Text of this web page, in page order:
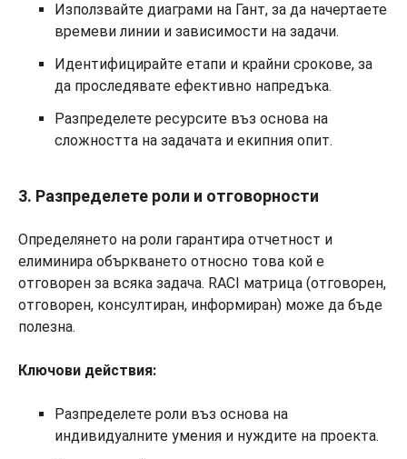
Използвайте диаграми на Гант, за да начертаете
времеви линии и зависимости на задачи.
Идентифицирайте етапи и крайни срокове, за
да проследявате ефективно напредъка.
Разпределете ресурсите въз основа на
сложността на задачата и екипния опит.
3. Разпределете роли и отговорности
Определянето на роли гарантира отчетност и
елиминира объркването относно това кой е
отговорен за всяка задача. RACI матрица (отговорен,
отговорен, консултиран, информиран) може да бъде
полезна.
Ключови действия:
Разпределете роли въз основа на
индивидуалните умения и нуждите на проекта.